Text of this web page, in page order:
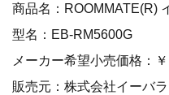
商品名：ROOMMATE(R)
型名：EB-RM5600G
メーカー希望小売価格：
販売元：株式会社イーバ